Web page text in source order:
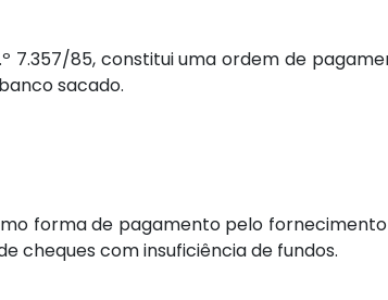
7.357/85, constitui uma ordem de
sacado.
forma de pagamento pelo
cheques com insuficiência de fundos.